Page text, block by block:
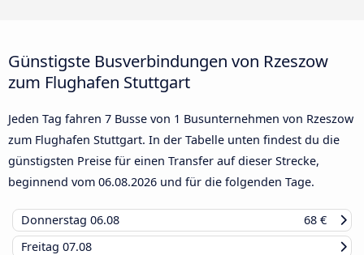
Günstigste Busverbindungen von Rzeszow
zum Flughafen Stuttgart
Jeden Tag fahren 7 Busse von 1 Busunternehmen von Rzeszow
zum Flughafen Stuttgart. In der Tabelle unten findest du die
günstigsten Preise für einen Transfer auf dieser Strecke,
beginnend vom 06.08.2026 und für die folgenden Tage.
Donnerstag 06.08
68 €
Freitag 07.08